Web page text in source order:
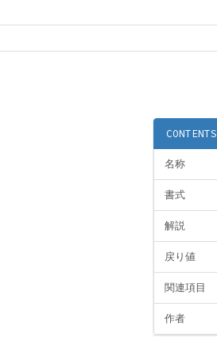
CONTENTS
名称
書式
解説
戻り値
関連項目
作者